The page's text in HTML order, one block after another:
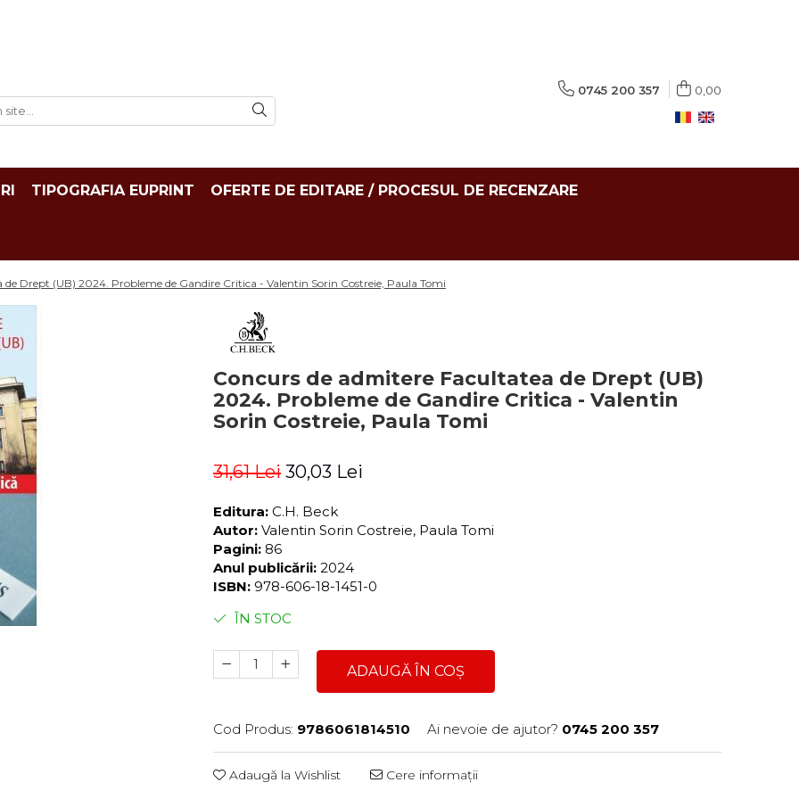
0745 200 357 0,00
TIPOGRAFIA EUPRINT OFERTE DE EDITARE / PROCESUL DE RECENZARE
Drept (UB) 2024. Probleme de Gandire Critica - Valentin Sorin Costreie, Paula Tomi
Concurs de admitere Facultatea de Drept (UB)
2024. Probleme de Gandire Critica - Valentin
Sorin Costreie, Paula Tomi
31,61 Lei 30,03 Lei
Editura: C.H. Beck
Autor: Valentin Sorin Costreie, Paula Tomi
Pagini: 86
Anul publicării: 2024
ISBN: 978-606-18-1451-0
ÎN STOC
ADAUGĂ ÎN COȘ
Cod Produs: 9786061814510 Ai nevoie de ajutor? 0745 200 357
Adaugă la Wishlist Cere informații